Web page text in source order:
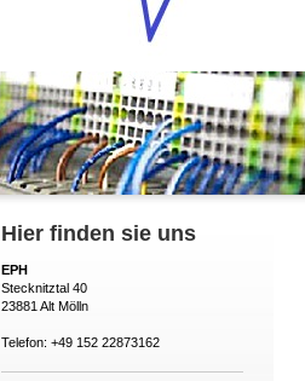
Hier finden sie uns
EPH
Stecknitztal 40
23881 Alt Mölln
Telefon: +49 152 22873162